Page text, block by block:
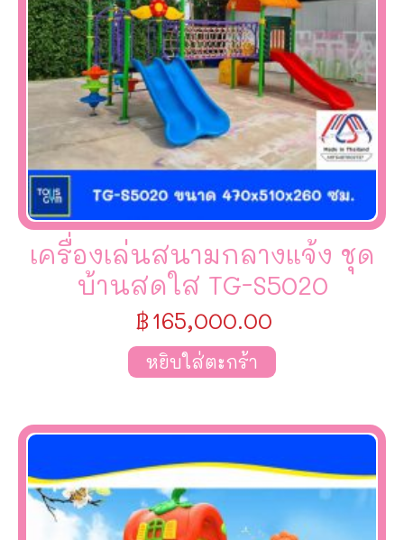
เครื่องเล่นสนามกลางแจ้ง ชุด
บ้านสดใส TG-S5020
฿165,000.00
หยิบใส่ตะกร้า